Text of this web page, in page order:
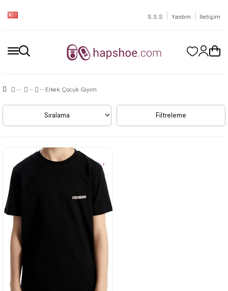
S.S.S | Yardım | İletişim
Erkek Çocuk Giyim
Filtreleme
Sıralama